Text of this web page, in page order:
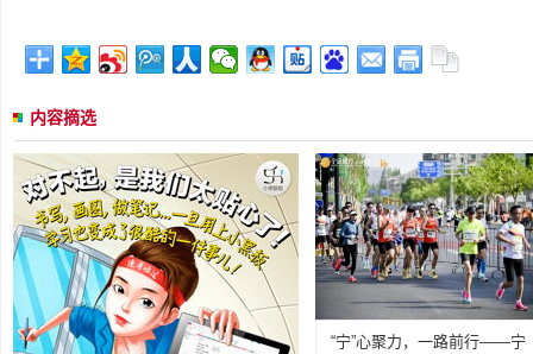
内容摘选
“宁”心聚力，一路前行——宁